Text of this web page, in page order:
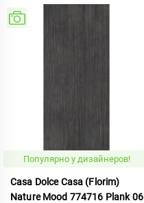
Популярно у дизайнеров!
Casa Dolce Casa (Florim)
Nature Mood 774716 Plank 06